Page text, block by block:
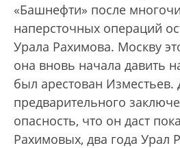
«Башнефти» после
наперсточных операций
Урала Рахимова. Москву
она вновь начала давить
был арестован Изместьев.
предварительного
опасность, что он даст
Рахимовых, два года Урал